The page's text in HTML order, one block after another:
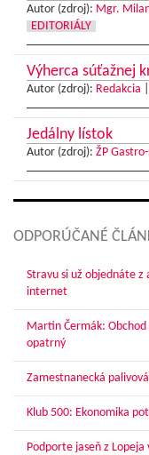
Autor (zdroj): Mgr.
EDITORIÁLY
Výherca súťažnej
Autor (zdroj): Redakcia
Jedálny lístok
Autor (zdroj): ŽP
ODPORÚČANÉ
Stravu si už objednáte z
internet
Martin Čermák:
opatrný
Zamestnanecká palivová
Klub 500: Ekonomika
Podporte jaseň z